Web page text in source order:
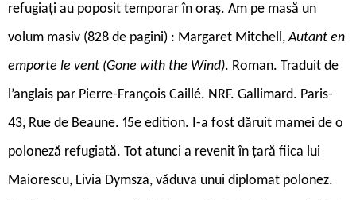
refugiați au poposit temporar în oraș. Am pe masă un
volum masiv (828 de pagini) : Margaret Mitchell,Autant en
emporte le vent (Gone with the Wind). Roman. Traduit de
l’anglais par Pierre-François Caillé. NRF. Gallimard. Paris-
43, Rue de Beaune. 15e edition. I-a fost dăruit mamei de o
poloneză refugiată. Tot atunci a revenit în țară fiica lui
Maiorescu, Livia Dymsza, văduva unui diplomat polonez.